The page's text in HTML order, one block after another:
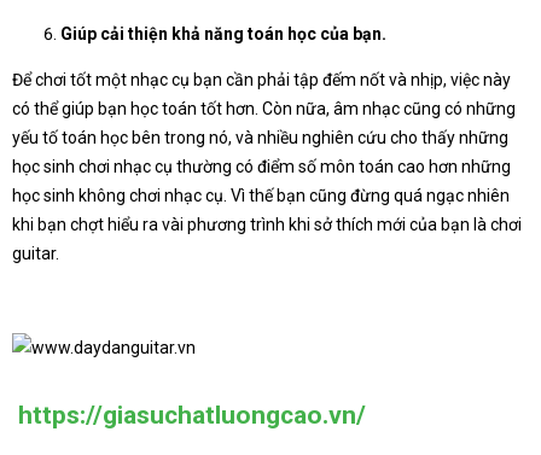
Giúp cải thiện khả năng toán học của bạn.
Để chơi tốt một nhạc cụ bạn cần phải tập đếm nốt và nhịp, việc này
có thể giúp bạn học toán tốt hơn. Còn nữa, âm nhạc cũng có những
yếu tố toán học bên trong nó, và nhiều nghiên cứu cho thấy những
học sinh chơi nhạc cụ thường có điểm số môn toán cao hơn những
học sinh không chơi nhạc cụ. Vì thế bạn cũng đừng quá ngạc nhiên
khi bạn chợt hiểu ra vài phương trình khi sở thích mới của bạn là chơi
guitar.
https://giasuchatluongcao.vn/